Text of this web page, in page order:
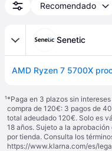
Recomendado
Senetic
¹*Paga en 3 plazos sin
compra de 120€: 3 pagos de
total adeudado 120€. Solo es
18 años. Sujeto a la
por tienda. Consulta los
https://www.klarna.com/es/